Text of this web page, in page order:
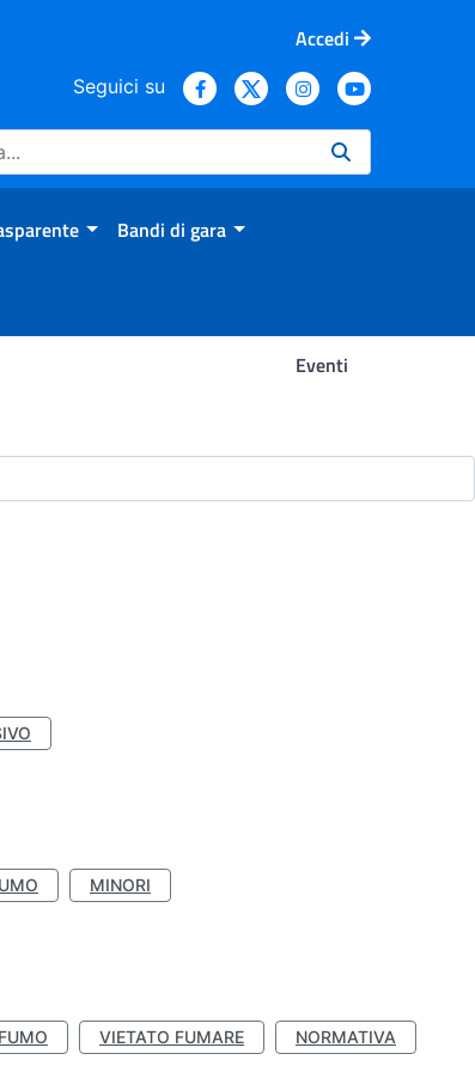
Accedi
Seguici su
Bandi di gara
Eventi
MINORI
VIETATO FUMARE NORMATIVA